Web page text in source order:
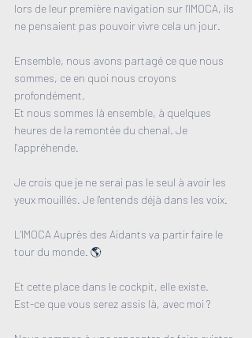
lors de leur première navigation sur l'IMOCA, ils
ne pensaient pas pouvoir vivre cela un jour.
Ensemble, nous avons partagé ce que nous
sommes, ce en quoi nous croyons
profondément.
Et nous sommes là ensemble, à quelques
heures de la remontée du chenal. Je
l'appréhende.
Je crois que je ne serai pas le seul à avoir les
yeux mouillés. Je l'entends déjà dans les voix.
L'IMOCA Auprès des Aidants va partir faire le
tour du monde. 🌎
Et cette place dans le cockpit, elle existe.
Est-ce que vous serez assis là, avec moi ?